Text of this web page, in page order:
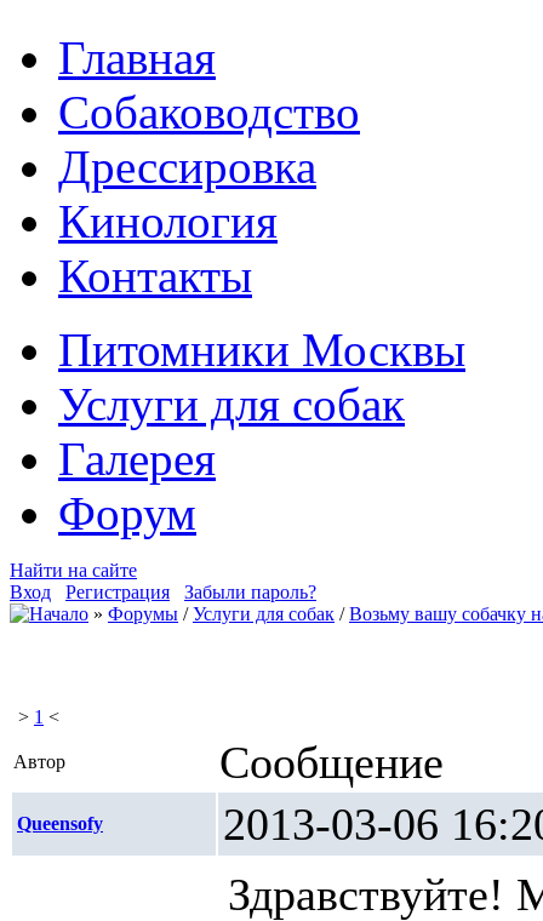
Главная
Собаководство
Дрессировка
Кинология
Контакты
Питомники Москвы
Услуги для собак
Галерея
Форум
Найти на сайте
Вход
Регистрация
Забыли пароль?
» Форумы /Услуги для собак /Возьму вашу собачку
> 1 <
Автор Сообщение
Queensofy 2013-03-06
Здравствуйте!